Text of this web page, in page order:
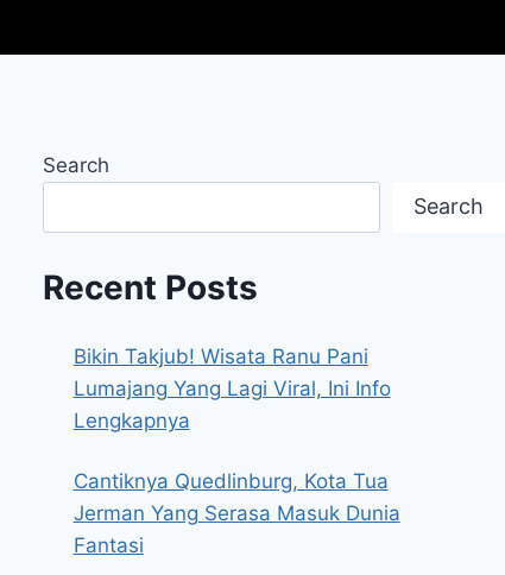
Search
Search
Recent Posts
Bikin Takjub! Wisata Ranu Pani
Lumajang Yang Lagi Viral, Ini Info
Lengkapnya
Cantiknya Quedlinburg, Kota Tua
Jerman Yang Serasa Masuk Dunia
Fantasi